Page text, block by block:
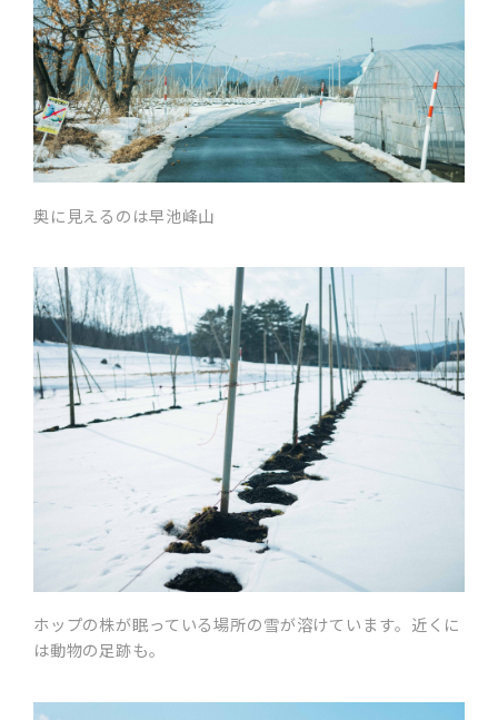
奥に見えるのは早池峰山
ホップの株が眠っている場所の雪が溶けています。近くに
は動物の足跡も。